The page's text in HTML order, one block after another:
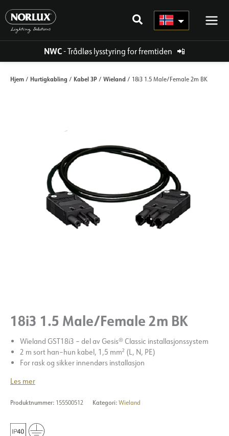
rett
innholdet
NWC- Trådløs lysstyring for fremtiden 📲
Hjem / Hurtigkabling / Kabel 3P / Wieland / 18i3 1.5 Male/Female 2m BK
18i3 1.5 Male/Female 2m BK
Wieland GST18i3 – del av Gesis® Classic installasjonssystem
2 m sort han–hun kabel, 1,5 mm² (L, N, PE)
For rask og sikker innendørs installasjon
Les mer
Produktnummer: 155500512 Kategori: Wieland